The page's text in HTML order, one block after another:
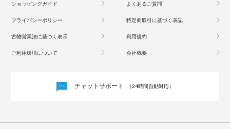
ショッピングガイド よくあるご質問
プライバシーポリシー 特定商取引に基づく表記
古物営業法に基づく表示 利用規約
ご利用環境について 会社概要
チャットサポート （24時間自動対応）